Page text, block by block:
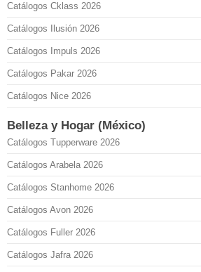
Catálogos Cklass 2026
Catálogos Ilusión 2026
Catálogos Impuls 2026
Catálogos Pakar 2026
Catálogos Nice 2026
Belleza y Hogar (México)
Catálogos Tupperware 2026
Catálogos Arabela 2026
Catálogos Stanhome 2026
Catálogos Avon 2026
Catálogos Fuller 2026
Catálogos Jafra 2026